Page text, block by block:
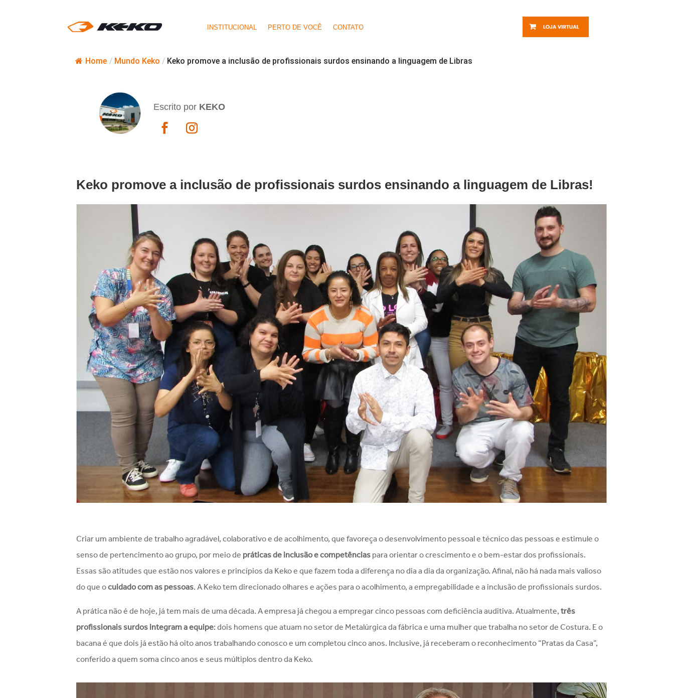
INSTITUCIONAL PERTO DE VOCÊ CONTATO
Home / Mundo Keko / Keko promove a inclusão de profissionais surdos ensinando a linguagem de Libras
Escrito por KEKO
Keko promove a inclusão de profissionais surdos ensinando a linguagem de Libras!
Criar um ambiente de trabalho agradável, colaborativo e de acolhimento, que favoreça o desenvolvimento pessoal e técnico das pessoas e estimule o
senso de pertencimento ao grupo, por meio de práticas de inclusão e competências para orientar o crescimento e o bem-estar dos profissionais.
Essas são atitudes que estão nos valores e princípios da Keko e que fazem toda a diferença no dia a dia da organização. Afinal, não há nada mais valioso
do que ocuidado com as pessoas. A Keko tem direcionado olhares e ações para o acolhimento, a empregabilidade e a inclusão de profissionais surdos.
A prática não é de hoje, já tem mais de uma década. A empresa já chegou a empregar cinco pessoas com deficiência auditiva. Atualmente, três
profissionais surdos integram a equipe: dois homens que atuam no setor de Metalúrgica da fábrica e uma mulher que trabalha no setor de Costura. E o
bacana é que dois já estão há oito anos trabalhando conosco e um completou cinco anos. Inclusive, já receberam o reconhecimento “Pratas da Casa”,
conferido a quem soma cinco anos e seus múltiplos dentro da Keko.